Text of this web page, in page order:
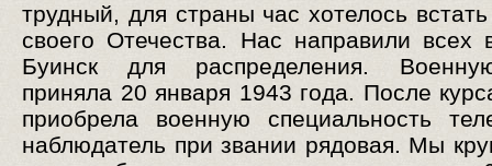
трудный, для страны час хотелось
своего Отечества. Нас направили всех
Буинск для распределения.
приняла 20 января 1943 года. После
приобрела военную специальность
наблюдатель при звании рядовая. Мы